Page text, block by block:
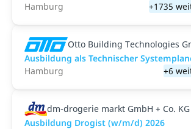
Hamburg
+1735
Otto Building Technologies
Ausbildung als Technischer
Hamburg
+6
dm-drogerie markt GmbH + Co. KG
Ausbildung Drogist (w/m/d) 2026